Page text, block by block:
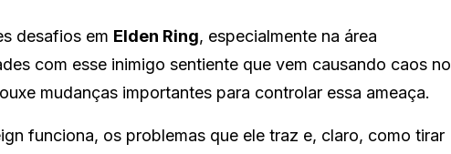
desafios em Elden Ring, especialmente na área
com esse inimigo sentiente que vem causando caos no
mudanças importantes para controlar essa ameaça.
funciona, os problemas que ele traz e, claro, como tirar